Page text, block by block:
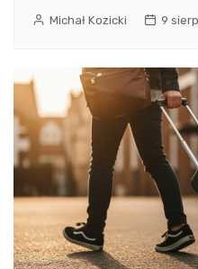
Michał Kozicki 9